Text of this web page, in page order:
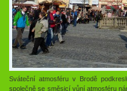
Sváteční atmosféru v Brodě
společně se směsicí vůní atmosféru